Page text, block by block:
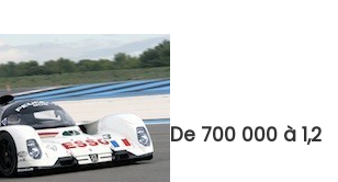
De 700 000 à 1,2